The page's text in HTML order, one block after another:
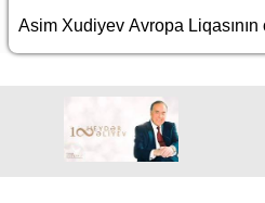
Asim Xudiyev Avropa